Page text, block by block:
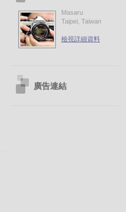
Masaru
Taipei, Taiwan
檢視詳細資料
廣告連結